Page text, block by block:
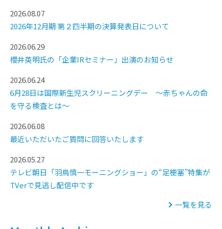
2026.08.07
2026年12月期 第２四半期の決算発表日について
2026.06.29
櫻井英明氏の「企業IRセミナー」出演のお知らせ
2026.06.24
6月28日は国際新生児スクリーニングデー ～赤ちゃんの命
を守る検査とは～
2026.06.08
最近いただいたご質問に回答いたします
2026.05.27
テレビ朝日「羽鳥慎一モーニングショー」の“足梗塞”特集が
TVerで見逃し配信中です
一覧を見る